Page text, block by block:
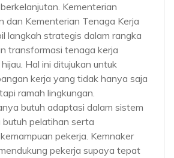
Kementerian
dan Kementerian Tenaga Kerja
langkah strategis dalam rangka
transformasi tenaga kerja
Hal ini ditujukan untuk
kerja yang tidak hanya saja
ramah lingkungan.
butuh adaptasi dalam sistem
butuh pelatihan serta
pekerja. Kemnaker
pekerja supaya tepat